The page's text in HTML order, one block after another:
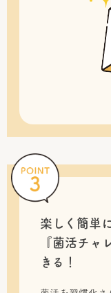
楽しく簡単
『菌活チャ
きる！